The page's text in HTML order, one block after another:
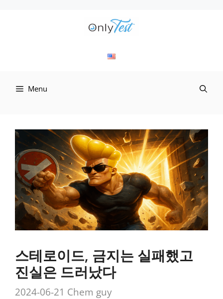
Menu
스테로이드, 금지는 실패했고
진실은 드러났다
2024-06-21 Chem guy